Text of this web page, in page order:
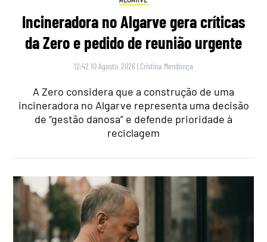
Incineradora no Algarve gera críticas
da Zero e pedido de reunião urgente
12:42 10 Agosto, 2026 | Cristina Mendonça
A Zero considera que a construção de uma
incineradora no Algarve representa uma decisão
de “gestão danosa” e defende prioridade à
reciclagem